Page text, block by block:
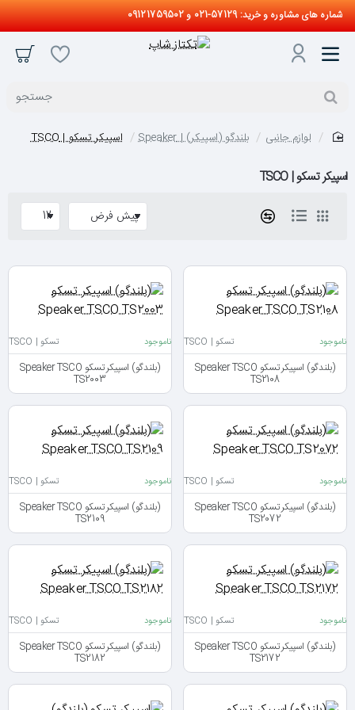
شماره های مشاوره و خرید: 57129-021 و 09121759502
جستجو
لوازم جانبی بلندگو (اسپیکر) | Speaker اسپیکر تسکو | TSCO
اسپیکر تسکو | TSCO
ناموجود تسکو | TSCO
(بلندگو) اسپیکر تسکو Speaker TSCO
TS2108
ناموجود تسکو | TSCO
(بلندگو) اسپیکر تسکو Speaker TSCO
TS2003
ناموجود تسکو | TSCO
(بلندگو) اسپیکر تسکو Speaker TSCO
TS2072
ناموجود تسکو | TSCO
(بلندگو) اسپیکر تسکو Speaker TSCO
TS2109
ناموجود تسکو | TSCO
(بلندگو) اسپیکر تسکو Speaker TSCO
TS2172
ناموجود تسکو | TSCO
(بلندگو) اسپیکر تسکو Speaker TSCO
TS2182